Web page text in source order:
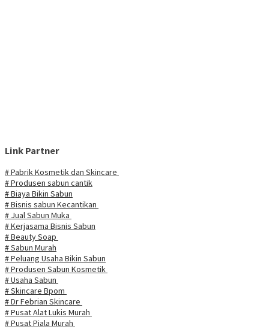
Link Partner
# Pabrik Kosmetik dan Skincare
# Produsen sabun cantik
# Biaya Bikin Sabun
# Bisnis sabun Kecantikan
# Jual Sabun Muka
# Kerjasama Bisnis Sabun
# Beauty Soap
# Sabun Murah
# Peluang Usaha Bikin Sabun
# Produsen Sabun Kosmetik
# Usaha Sabun
# Skincare Bpom
# Dr Febrian Skincare
# Pusat Alat Lukis Murah
# Pusat Piala Murah